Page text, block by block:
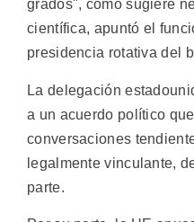
grados", como sugiere
científica, apuntó el
presidencia rotativa del
La delegación
a un acuerdo político
conversaciones
legalmente vinculante,
parte.